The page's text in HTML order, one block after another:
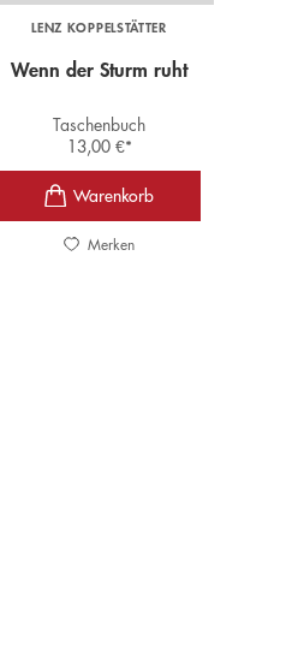
LENZ KOPPELSTÄTTER
Wenn der Sturm ruht
Taschenbuch
13,00 €*
Merken